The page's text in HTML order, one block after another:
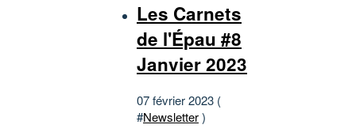
Les Carnets
de l'Épau #8
Janvier 2023
07 février 2023 (
#Newsletter)